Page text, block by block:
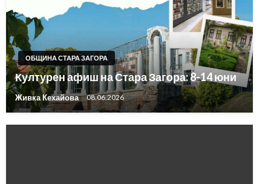
ОБЩИНА СТАРА ЗАГОРА
Културен афиш на Стара Загора: 8-14 юни
Живка Кехайова 08.06.2026